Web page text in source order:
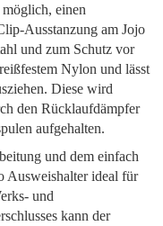
einen
Ausstanzung am Jojo
und zum Schutz vor
Nylon und lässt
Diese wird
den Rücklaufdämpfer
aufgehalten.
und dem einfach
Ausweishalter ideal für
und
kann der